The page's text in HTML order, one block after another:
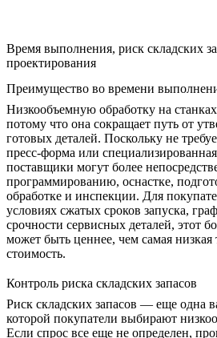
Время выполнения, риск складских
проектирования
Преимущество во времени
Низкообъемную обработку на
потому что она сокращает путь от
готовых деталей. Поскольку не
пресс-форма или
поставщики могут более
программированию, оснастке,
обработке и инспекции. Для
условиях сжатых сроков запуска,
срочности сервисных деталей, этот
может быть ценнее, чем самая низкая
стоимость.
Контроль риска складских запасов
Риск складских запасов — еще одна
которой покупатели выбирают
Если спрос все еще не определен,